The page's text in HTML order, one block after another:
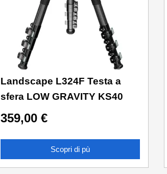
Landscape L324F Testa a
sfera LOW GRAVITY KS40
359,00 €
Scopri di pù